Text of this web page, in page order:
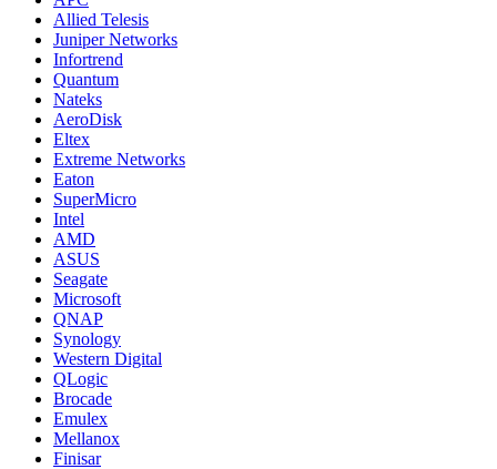
Allied Telesis
Juniper Networks
Infortrend
Quantum
Nateks
AeroDisk
Eltex
Extreme Networks
Eaton
SuperMicro
Intel
AMD
ASUS
Seagate
Microsoft
QNAP
Synology
Western Digital
QLogic
Brocade
Emulex
Mellanox
Finisar